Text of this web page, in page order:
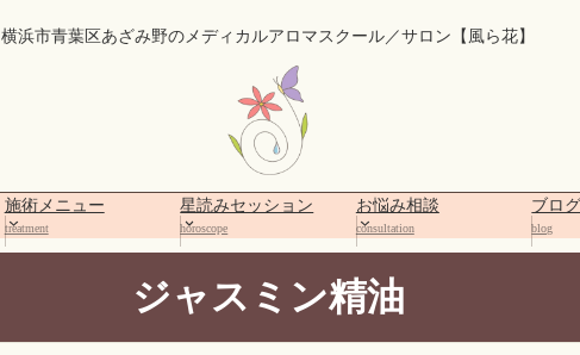
横浜市青葉区あざみ野のメディカルアロマスクール／サロン【風ら花】
施術メニュー
treatment
星読みセッション
horoscope
お悩み相談
consultation
ブログ
blog
ジャスミン精油